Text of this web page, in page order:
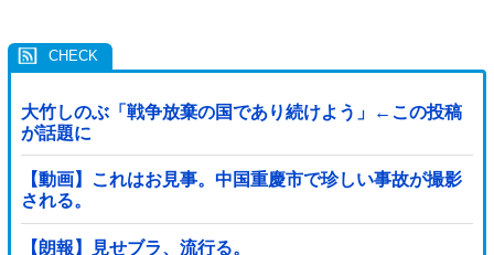
大竹しのぶ「戦争放棄の国であり続けよう」←この投稿
が話題に
【動画】これはお見事。中国重慶市で珍しい事故が撮影
される。
【朗報】見せブラ、流行る。